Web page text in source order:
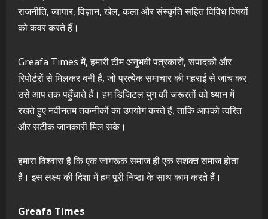
राजनीति, व्यापार, विज्ञान, खेल, कला और संस्कृति सहित विविध विषयों
को कवर करते हैं।
Greafa Times में, हमारी टीम अनुभवी पत्रकारों, संपादकों और
रिपोर्टरों से मिलकर बनी है, जो प्रत्येक समाचार की गहराई से जांच कर
उसे आप तक पहुँचाते हैं। हम डिजिटल युग की जरूरतों को ध्यान में
रखते हुए नवीनतम तकनीकों का उपयोग करते हैं, ताकि आपको त्वरित
और सटीक जानकारी मिल सके।
हमारा विश्वास है कि एक जागरूक समाज ही एक सशक्त समाज होता
है। इस लक्ष्य की दिशा में हम पूरी निष्ठा के साथ काम करते हैं।
Greafa Times